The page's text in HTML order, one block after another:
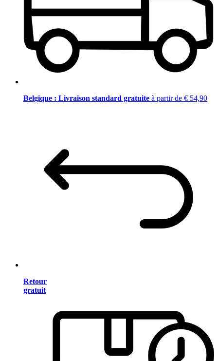
Belgique : Livraison standard gratuite à partir de € 54,90
Retour
gratuit